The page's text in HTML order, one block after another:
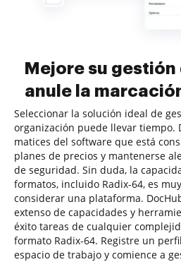
Mejore su
anule la
Seleccionar la solución ideal de
organización puede llevar tiempo.
matices del software que está
planes de precios y mantenerse
de seguridad. Sin duda, la
formatos, incluido Radix-64, es
considerar una plataforma.
extenso de capacidades y
éxito tareas de cualquier
formato Radix-64. Registre un
espacio de trabajo y comience a